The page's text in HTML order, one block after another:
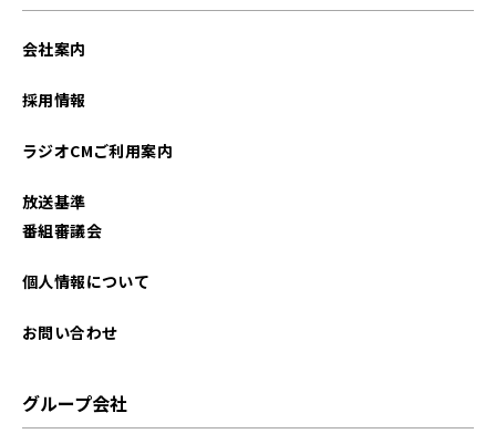
会社案内
採用情報
ラジオCMご利用案内
放送基準
番組審議会
個人情報について
お問い合わせ
グループ会社